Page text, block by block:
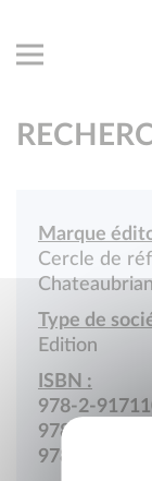
Marque
Cercle de
Type de
Edition
ISBN :
978-2-
978-2-
978-2-